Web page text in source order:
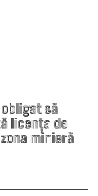
să
licența de
minieră